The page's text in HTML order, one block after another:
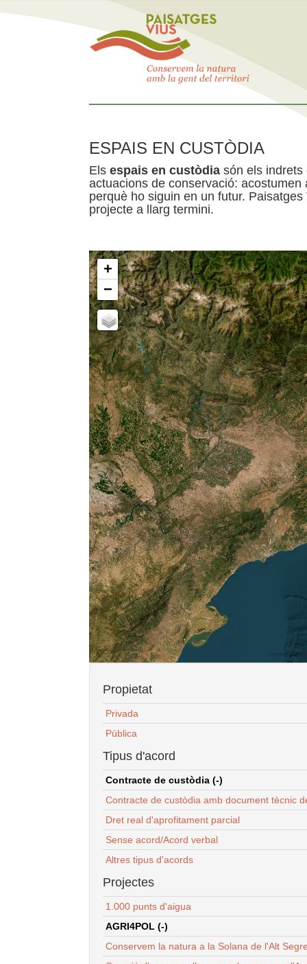
ESPAIS EN CUSTÒDIA
Els espais en custòdia són els indrets
actuacions de conservació:
perquè ho siguin en un futur.
projecte a llarg termini.
+
−
Propietat
Privada
Pública
Tipus d'acord
Contracte de custòdia (-)
Contracte de custòdia amb document tècnic
Dret real d'aprofitament parcial
Sense acord/Acord verbal
Altres tipus d'acords
Projectes
1.000 punts d'aigua
AGRI4POL (-)
Conservem la natura a la Solana de l'Alt